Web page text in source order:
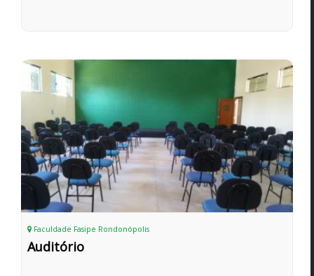
Faculdade Fasipe Rondonópolis
Auditório